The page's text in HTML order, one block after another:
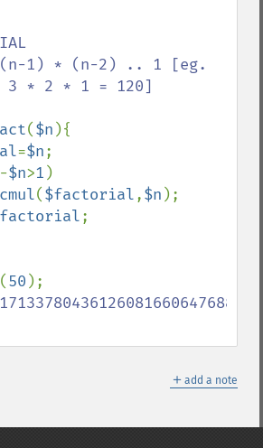
* 2 * 1 = 120]
($n ){
=$n;
$n>1
($factorial,$n );
;
(50
＋ add a note